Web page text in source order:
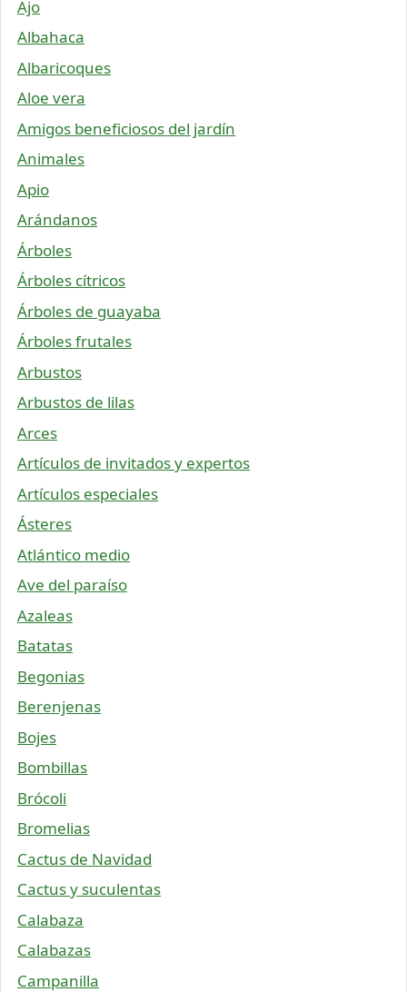
Ajo
Albahaca
Albaricoques
Aloe vera
Amigos beneficiosos del jardín
Animales
Apio
Arándanos
Árboles
Árboles cítricos
Árboles de guayaba
Árboles frutales
Arbustos
Arbustos de lilas
Arces
Artículos de invitados y expertos
Artículos especiales
Ásteres
Atlántico medio
Ave del paraíso
Azaleas
Batatas
Begonias
Berenjenas
Bojes
Bombillas
Brócoli
Bromelias
Cactus de Navidad
Cactus y suculentas
Calabaza
Calabazas
Campanilla